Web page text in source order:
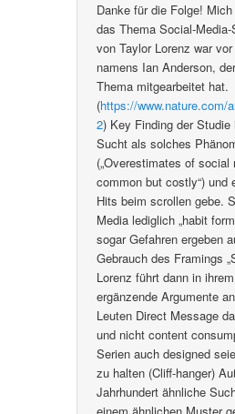
Danke für die Folge!
das Thema Social-
von Taylor Lorenz war
namens Ian Anderson,
Thema mitgearbeitet hat.
(https://www.nature.com/
2) Key Finding der
Sucht als solches
(„Overestimates of
common but costly“) und
Hits beim scrollen gebe.
Media lediglich „habit
sogar Gefahren ergeben
Gebrauch des Framings
Lorenz führt dann in
ergänzende Argumente
Leuten Direct Message
und nicht content
Serien auch designed
zu halten (Cliff-hanger)
Jahrhundert ähnliche